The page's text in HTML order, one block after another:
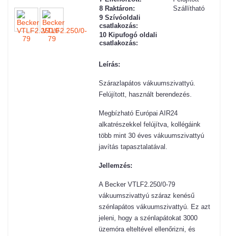
8 Raktáron:
Szállítható
9 Szívóoldali
csatlakozás:
10 Kipufogó oldali
csatlakozás:
Leírás:
Szárazlapátos vákuumszivattyú.
Felújított, használt berendezés.
Megbízható Európai AIR24
alkatrészekkel felújítva, kollégáink
több mint 30 éves vákuumszivattyú
javítás tapasztalatával.
Jellemzés:
A Becker VTLF2.250/0-79
vákuumszivattyú száraz kenésű
szénlapátos vákuumszivattyú. Ez azt
jeleni, hogy a szénlapátokat 3000
üzemóra elteltével ellenőrizni, és